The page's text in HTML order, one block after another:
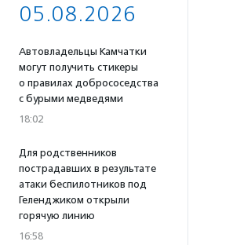
05.08.2026
Автовладельцы Камчатки
могут получить стикеры
о правилах добрососедства
с бурыми медведями
18:02
Для родственников
пострадавших в результате
атаки беспилотников под
Геленджиком открыли
горячую линию
16:58